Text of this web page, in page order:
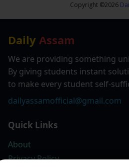
Copyright ©2026
Daily Assam
We are providing something
By giving students instant
to make every student self-
dailyassamofficial@gmail.com
Quick Links
About
Privacy Policy